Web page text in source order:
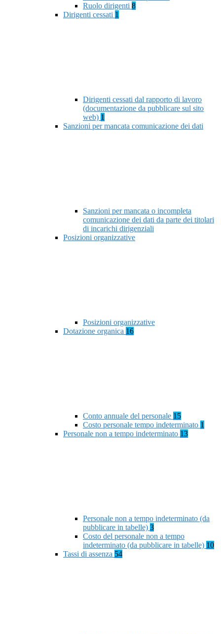
Ruolo dirigenti 8
Dirigenti cessati 1
Dirigenti cessati dal rapporto di lavoro
(documentazione da pubblicare sul sito
web) 1
Sanzioni per mancata comunicazione dei dati
Sanzioni per mancata o incompleta
comunicazione dei dati da parte dei titolari
di incarichi dirigenziali
Posizioni organizzative
Posizioni organizzative
Dotazione organica 16
Conto annuale del personale 15
Costo personale tempo indeterminato 1
Personale non a tempo indeterminato 13
Personale non a tempo indeterminato (da
pubblicare in tabelle) 3
Costo del personale non a tempo
indeterminato (da pubblicare in tabelle) 10
Tassi di assenza 54